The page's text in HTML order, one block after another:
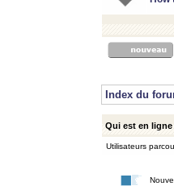
Index du
Qui est en ligne
Utilisateurs